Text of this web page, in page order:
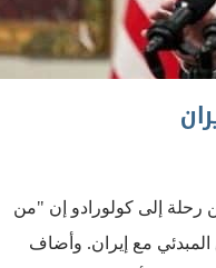
رحلة إلى كولورادو إن "من
المبدئي مع إيران. وأضاف